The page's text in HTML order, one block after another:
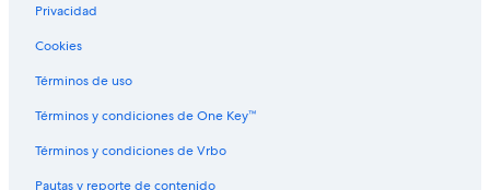
Privacidad
Cookies
Términos de uso
Términos y condiciones de One Key™
Términos y condiciones de Vrbo
Pautas y reporte de contenido